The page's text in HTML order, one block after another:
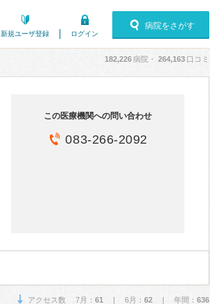
新規ユーザ登録 ログイン
病院をさがす
182,226病院・ 264,163 口コミ
この医療機関への問い合わせ
083-266-2092
アクセス数 7月： 61 | 6月： 62 | 年間： 636